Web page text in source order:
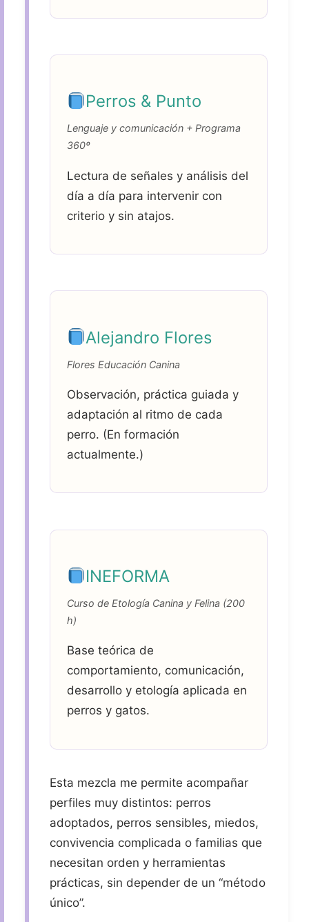
Perros & Punto
Lenguaje y comunicación + Programa
360º
Lectura de señales y análisis del
día a día para intervenir con
criterio y sin atajos.
Alejandro Flores
Flores Educación Canina
Observación, práctica guiada y
adaptación al ritmo de cada
perro. (En formación
actualmente.)
INEFORMA
Curso de Etología Canina y Felina (200
h)
Base teórica de
comportamiento, comunicación,
desarrollo y etología aplicada en
perros y gatos.
Esta mezcla me permite acompañar
perfiles muy distintos: perros
adoptados, perros sensibles, miedos,
convivencia complicada o familias que
necesitan orden y herramientas
prácticas, sin depender de un “método
único”.